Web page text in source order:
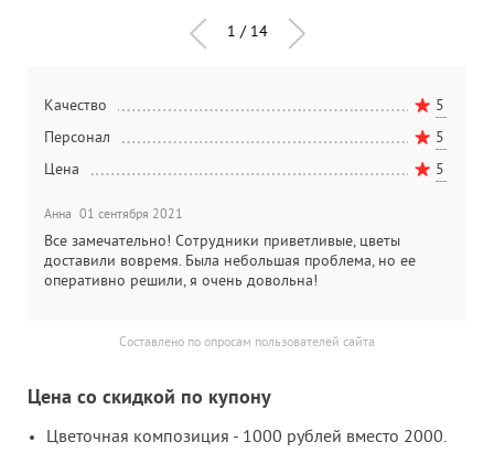
1 / 14
Качество
5
Персонал
5
Цена
5
Анна 01 сентября 2021
Все замечательно! Сотрудники приветливые, цветы
доставили вовремя. Была небольшая проблема, но ее
оперативно решили, я очень довольна!
Составлено по опросам пользователей сайта
Цена со скидкой по купону
Цветочная композиция - 1000 рублей вместо 2000.